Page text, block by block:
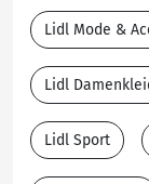
Lidl Mode &
Lidl
Lidl Sport